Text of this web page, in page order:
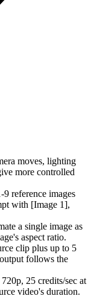
moves, lighting
more controlled
9 reference images
with [Image 1],
a single image as
aspect ratio.
clip plus up to 5
follows the
25 credits/sec at
video's duration.